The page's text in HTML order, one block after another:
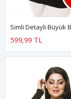
599,99 TL